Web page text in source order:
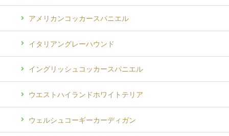
アメリカンコッカースパニエル
イタリアングレーハウンド
イングリッシュコッカースパニエル
ウエストハイランドホワイトテリア
ウェルシュコーギーカーディガン